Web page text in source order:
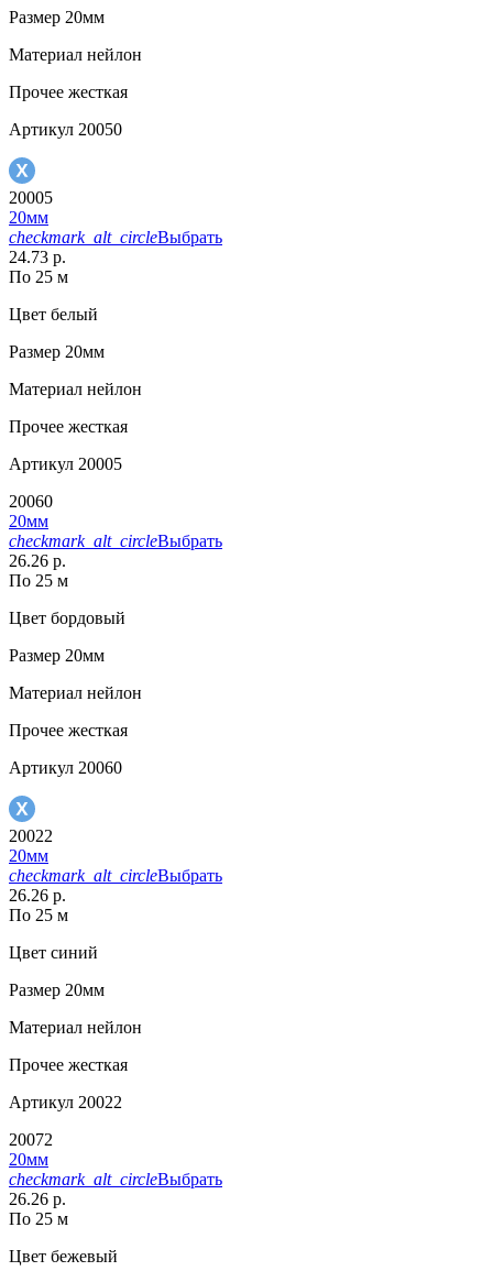
Размер 20мм
Материал нейлон
Прочее жесткая
Артикул 20050
20005
20мм
checkmark_alt_circleВыбрать
24.73 р.
По 25 м
Цвет белый
Размер 20мм
Материал нейлон
Прочее жесткая
Артикул 20005
20060
20мм
checkmark_alt_circleВыбрать
26.26 р.
По 25 м
Цвет бордовый
Размер 20мм
Материал нейлон
Прочее жесткая
Артикул 20060
20022
20мм
checkmark_alt_circleВыбрать
26.26 р.
По 25 м
Цвет синий
Размер 20мм
Материал нейлон
Прочее жесткая
Артикул 20022
20072
20мм
checkmark_alt_circleВыбрать
26.26 р.
По 25 м
Цвет бежевый